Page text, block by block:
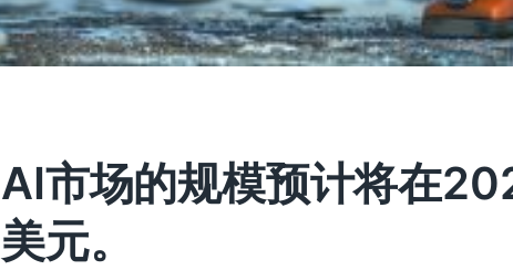
AI市场的规模预计将在
美元。